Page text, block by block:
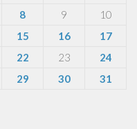
8 9
10
15 16
17
22 23
24
29 30
31